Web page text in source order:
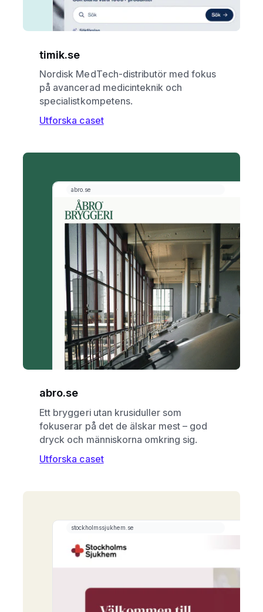
timik.se
Nordisk MedTech-distributör med fokus
på avancerad medicinteknik och
specialistkompetens.
Utforska caset
abro.se
Ett bryggeri utan krusiduller som
fokuserar på det de älskar mest – god
dryck och människorna omkring sig.
Utforska caset